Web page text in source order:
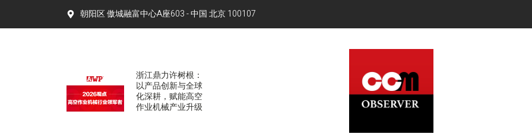
朝阳区 傲城融富中心A座603 - 中国 北京 100107​
浙江鼎力许树根：
以产品创新与全球
化深耕，赋能高空
作业机械产业升级